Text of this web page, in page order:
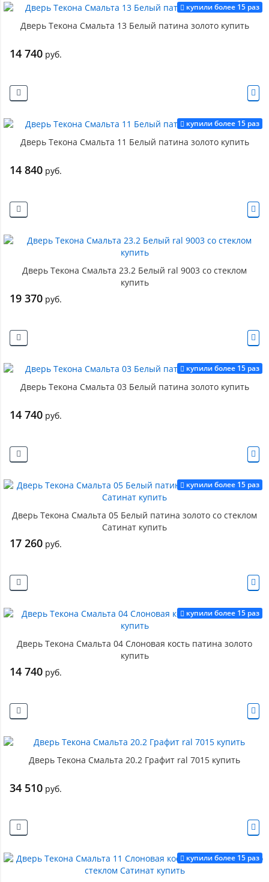
купили более 15 раз
Дверь Текона Смальта 13 Белый патина золото купить
14 740 руб.
купили более 15 раз
Дверь Текона Смальта 11 Белый патина золото купить
14 840 руб.
Дверь Текона Смальта 23.2 Белый ral 9003 со стеклом
купить
19 370 руб.
купили более 15 раз
Дверь Текона Смальта 03 Белый патина золото купить
14 740 руб.
купили более 15 раз
Дверь Текона Смальта 05 Белый патина золото со стеклом
Сатинат купить
17 260 руб.
купили более 15 раз
Дверь Текона Смальта 04 Слоновая кость патина золото
купить
14 740 руб.
Дверь Текона Смальта 20.2 Графит ral 7015 купить
34 510 руб.
купили более 15 раз